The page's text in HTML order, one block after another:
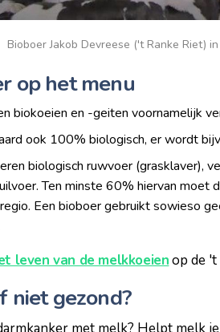
Bioboer Jakob Devreese ('t Ranke Riet)
op het menu
biokoeien en -geiten voornamelijk
ook 100% biologisch, er wordt
biologisch ruwvoer (grasklaver),
Ten minste 60% hiervan moet
Een bioboer gebruikt sowieso
leven van de melkkoeienop de 't
niet gezond?
met melk? Helpt melk